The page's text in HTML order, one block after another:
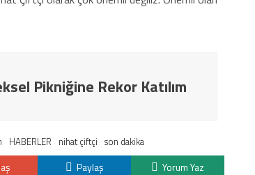
Pikniğine Rekor Katılım
HABERLER nihat çiftçi son dakika
Paylaş Yorum Yaz